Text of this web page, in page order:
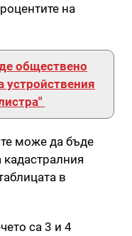
на
обществено
устройствения
може да бъде
в
са 3 и 4